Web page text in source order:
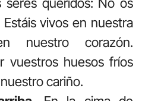
seres queridos: No os
vivos en nuestra
nuestro corazón.
vuestros huesos fríos
cariño.